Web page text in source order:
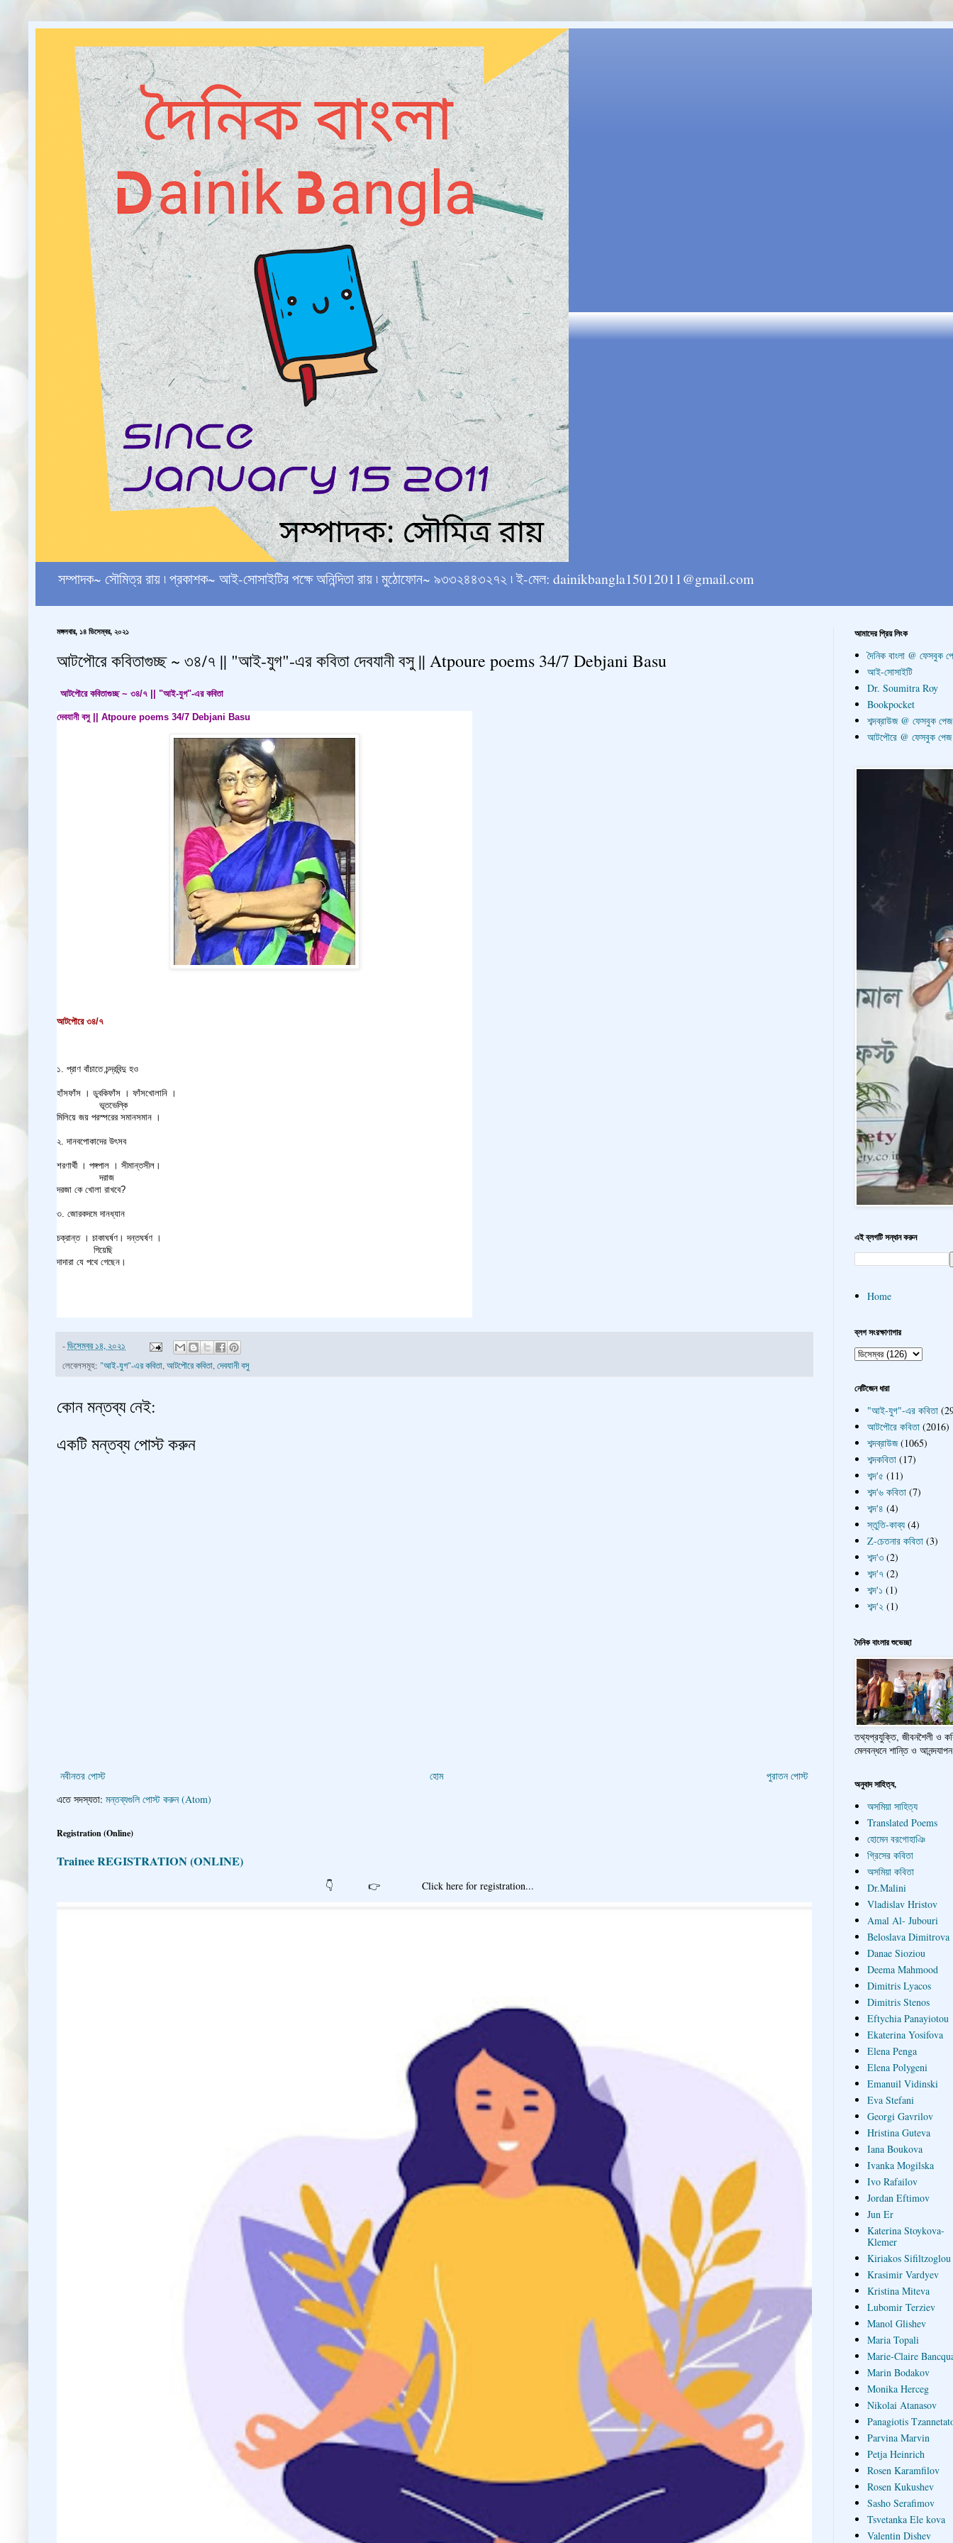
সম্পাদক~ সৌমিত্র রায় ৷ প্রকাশক~ আই-সোসাইটির পক্ষে অনিন্দিতা রায় ৷ মুঠোফোন~ ৯৩৩২৪৪৩২৭২ ৷ ই-মেল: dainikbangla15012011@gmail.com
মঙ্গলবার, ১৪ ডিসেম্বর, ২০২১
আটপৌরে কবিতাগুচ্ছ ~ ৩৪/৭ || "আই-যুগ"-এর কবিতা দেবযানী বসু || Atpoure poems 34/7 Debjani Basu
আটপৌরে কবিতাগুচ্ছ ~ ৩৪/৭ || "আই-যুগ"-এর কবিতা
দেবযানী বসু || Atpoure poems 34/7 Debjani Basu
আটপৌরে ৩৪/৭
১. প্রাণ বাঁচাতে চন্দ্রবিন্দু হও
হাঁসফাঁস । ডুবকিফাঁস । ফাঁসখোলানি ।
ভূতভেল্কি
মিলিয়ে জয় পরস্পরের সমানসমান ।
২. দানবপোকাদের উৎসব
শরণার্থী । পঙ্গপাল । সীমান্তসীল।
দরাজ
দরজা কে খোলা রাখবে?
৩. জোরকদমে দানধ্যান
চক্রান্ত । চাকাঘর্ষণ। দন্তঘর্ষণ ।
গিয়েছি
দাদারা যে পথে গেছেন।
-ডিসেম্বর ১৪, ২০২১
লেবেলসমূহ: "আই-যুগ"-এর কবিতা,আটপৌরে কবিতা,দেবযানী বসু
কোন মন্তব্য নেই:
একটি মন্তব্য পোস্ট করুন
নবীনতর পোস্ট পুরাতন পোস্ট
হোম
এতে সদস্যতা: মন্তব্যগুলি পোস্ট করুন (Atom)
Registration (Online)
Trainee REGISTRATION (ONLINE)
👇 👉 Click here for registration...
আমাদের প্রিয় লিংক
দৈনিক বাংলা @ ফেসবুক
আই-সোসাইটি
Dr. Soumitra Roy
Bookpocket
শব্দব্রাউজ @ ফেসবুক পেজ
আটপৌরে @ ফেসবুক পেজ
এই ব্লগটি সন্ধান করুন
Home
ব্লগ সংরক্ষাণাগার
নেটিজেন ধারা
"আই-যুগ"-এর কবিতা
আটপৌরে কবিতা (2016)
শব্দব্রাউজ (1065)
শব্দকবিতা (17)
শব্দ'৫ (11)
শব্দ'৬ কবিতা (7)
শব্দ'৪ (4)
স্তুতি-কাব্য (4)
Z-চেতনার কবিতা (3)
শব্দ'৩ (2)
শব্দ'৭ (2)
শব্দ'১ (1)
শব্দ'২ (1)
দৈনিক বাংলার শুভেচ্ছা
তথ্যপ্রযুক্তি, জীবনশৈলী ও
মেলবন্ধনে শান্তি ও আনন্দযাপন
অনুবাদ সাহিত্য,
অসমিয়া সাহিত্য
Translated Poems
হোমেন বরগোহাঞি
গ্রিসের কবিতা
অসমিয়া কবিতা
Dr.Malini
Vladislav Hristov
Amal Al- Jubouri
Beloslava Dimitrova
Danae Sioziou
Deema Mahmood
Dimitris Lyacos
Dimitris Stenos
Eftychia Panayiotou
Ekaterina Yosifova
Elena Penga
Elena Polygeni
Emanuil Vidinski
Eva Stefani
Georgi Gavrilov
Hristina Guteva
Iana Boukova
Ivanka Mogilska
Ivo Rafailov
Jordan Eftimov
Jun Er
Katerina Stoykova-
Klemer
Kiriakos Sifiltzoglou
Krasimir Vardyev
Kristina Miteva
Lubomir Terziev
Manol Glishev
Maria Topali
Marie-Claire
Marin Bodakov
Monika Herceg
Nikolai Atanasov
Panagiotis
Parvina Marvin
Petja Heinrich
Rosen Karamfilov
Rosen Kukushev
Sasho Serafimov
Tsvetanka Ele kova
Valentin Dishev